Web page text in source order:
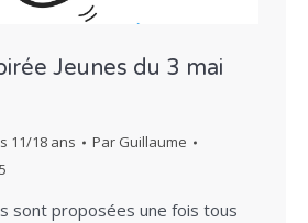
Jeunes du 3 mai
11/18 ans Par Guillaume
sont proposées une fois tous